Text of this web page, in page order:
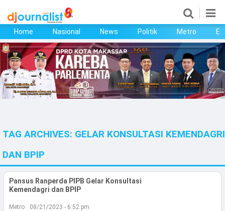
Home
Nasional
News
Metro
Ekonomi
Bisnis
Kesehatan
Home Nasional News Politik Metro
TAG ARCHIVES: GELAR KONSULTASI KEMENDAGRI
DAN BPIP
Pansus Ranperda PIPB Gelar Konsultasi
Kemendagri dan BPIP
Metro 08/21/2023 - 6:52 pm